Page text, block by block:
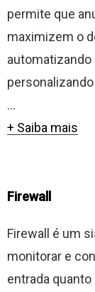
permite que
maximizem o
...
+ Saiba mais
Firewall
Firewall é um
monitorar e
entrada